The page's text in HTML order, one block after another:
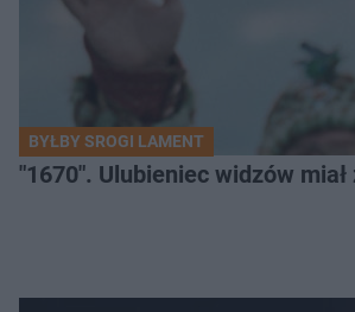
BYŁBY SROGI LAMENT
"1670". Ulubieniec widzów